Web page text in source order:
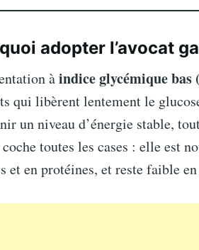
adopter l’avocat
àindice glycémique bas
qui libèrent lentement le
un niveau d’énergie stable,
toutes les cases : elle est
et en protéines, et reste faible